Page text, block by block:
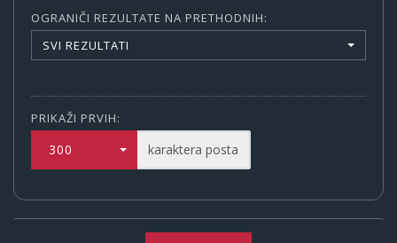
OGRANIČI REZULTATE NA PRETHODNIH:
SVI REZULTATI
PRIKAŽI PRVIH:
300 karaktera posta